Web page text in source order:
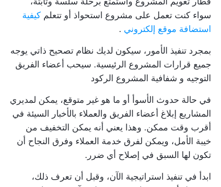
سواء كنت تعمل على مشروع استحواذ أو تتعلم كيفية
استضافة موقع إلكتروني .
بمجرد تنفيذ الأمور، سيكون لديك نظام تصحيح ذاتي يوجه
جميع قرارات المشروع الرئيسية. سيحب أعضاء الفريق
التوجيه و شفافية المشروع الركود
في حالة حدوث الأسوأ أو ما هو غير متوقع، يمكن لمديري
المشاريع إبلاغ أعضاء الفريق والعملاء بالأخبار السيئة في
أقرب وقت ممكن. وهذا يعني أنه يمكن التخفيف من
خيبة الأمل، ويمكن لفرق خدمة العملاء وفرق النجاح أن
تكون لها السبق في إصلاح أي ضرر.
ابدأ في تنفيذ استراتيجية الآن، وقبل أن تعرف ذلك،